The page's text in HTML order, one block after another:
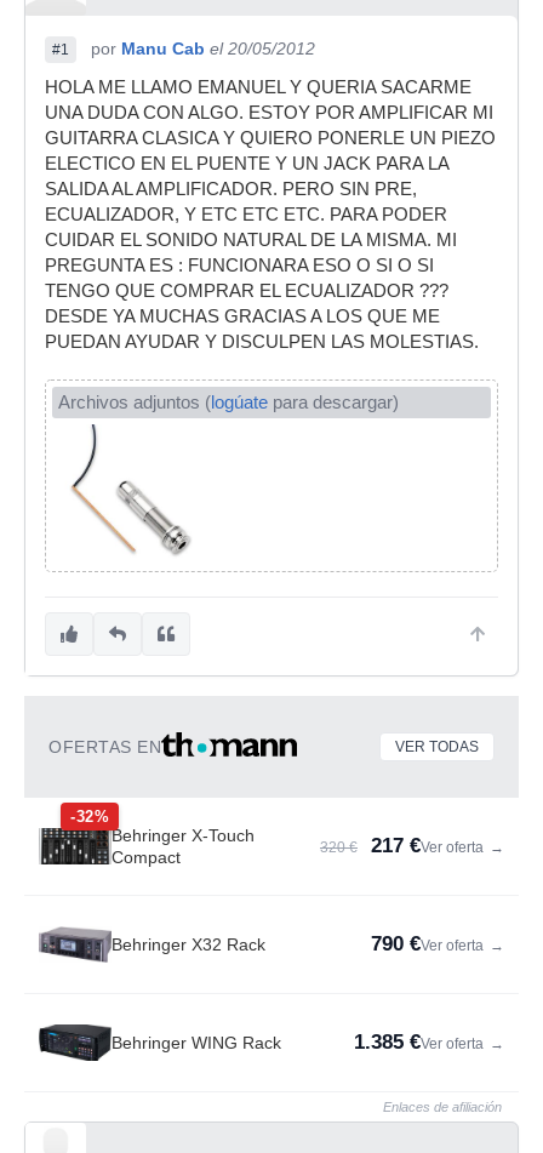
#1 por Manu Cab el 20/05/2012
HOLA ME LLAMO EMANUEL Y QUERIA SACARME
UNA DUDA CON ALGO. ESTOY POR AMPLIFICAR MI
GUITARRA CLASICA Y QUIERO PONERLE UN PIEZO
ELECTICO EN EL PUENTE Y UN JACK PARA LA
SALIDA AL AMPLIFICADOR. PERO SIN PRE,
ECUALIZADOR, Y ETC ETC ETC. PARA PODER
CUIDAR EL SONIDO NATURAL DE LA MISMA. MI
PREGUNTA ES : FUNCIONARA ESO O SI O SI
TENGO QUE COMPRAR EL ECUALIZADOR ???
DESDE YA MUCHAS GRACIAS A LOS QUE ME
PUEDAN AYUDAR Y DISCULPEN LAS MOLESTIAS.
Archivos adjuntos (logúate para descargar)
OFERTAS EN VER TODAS
-32%
Behringer X-Touch
Compact
320 € 217 €Ver oferta →
Behringer X32 Rack 790 €Ver oferta →
Behringer WING Rack 1.385 €Ver oferta →
Enlaces de afiliación